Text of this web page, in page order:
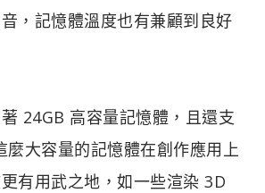
，記憶體溫度也有兼顧到良好
24GB 高容量記憶體，且還支
麼大容量的記憶體在創作應用上
有用武之地，如一些渲染 3D